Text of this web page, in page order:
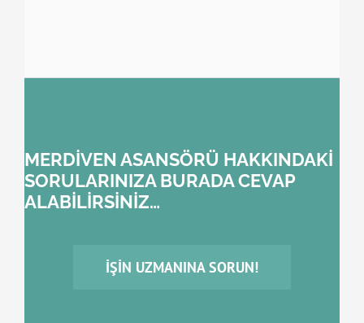
MERDİVEN ASANSÖRÜ HAKKINDAKİ
SORULARINIZA BURADA CEVAP
ALABİLİRSİNİZ…
İŞIN UZMANINA SORUN!